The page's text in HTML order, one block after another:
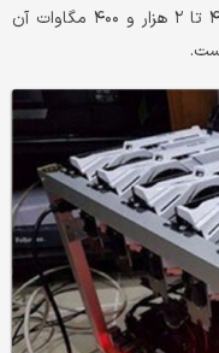
یافت و برآورد ما این است که یک‌هزار و ۴۰۰ تا ۲ هزار و ۴۰۰ مگاوات آن